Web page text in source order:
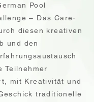
Pool
– Das Care-
diesen kreativen
und den
Teilnehmer
mit Kreativität und
traditionelle